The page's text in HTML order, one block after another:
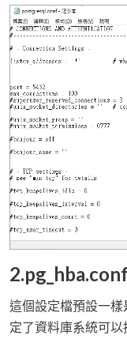
2.pg_hba.conf
這個設定檔預設一
定了資料庫系統可